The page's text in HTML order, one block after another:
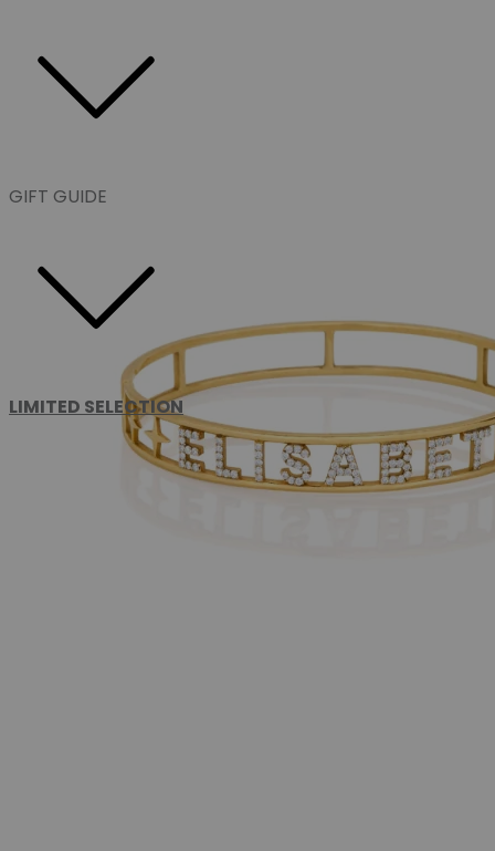
GIFT GUIDE
LIMITED SELECTION